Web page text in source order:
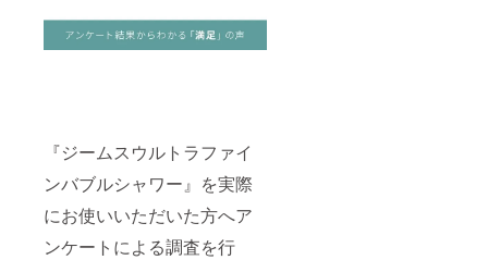
『ジームスウルトラファイ
ンバブルシャワー』を実際
にお使いいただいた方へア
ンケートによる調査を行